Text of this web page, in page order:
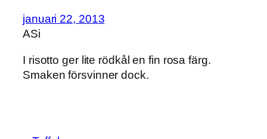
januari 22, 2013
ASi
I risotto ger lite rödkål en fin rosa färg.
Smaken försvinner dock.